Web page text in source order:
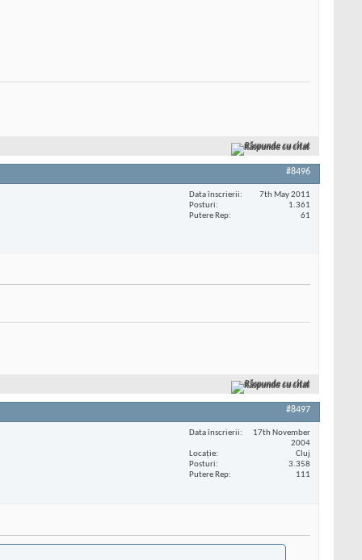
Răspunde cu citat
#8496
Data înscrierii
7th May 2011
Posturi
1.361
Putere Rep
61
Răspunde cu citat
#8497
Data înscrierii
17th November
2004
Locaţie
Cluj
Posturi
3.358
Putere Rep
111